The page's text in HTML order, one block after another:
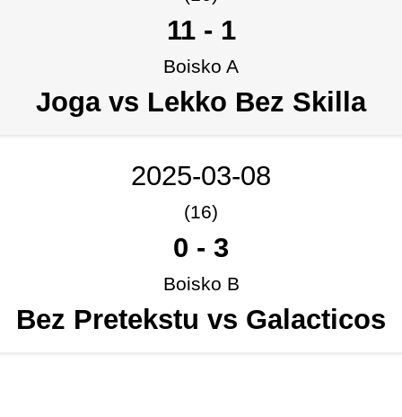
11- 1
Boisko A
Joga vs Lekko Bez Skilla
2025-03-08
(16)
0 - 3
Boisko B
Bez Pretekstu vs Galacticos